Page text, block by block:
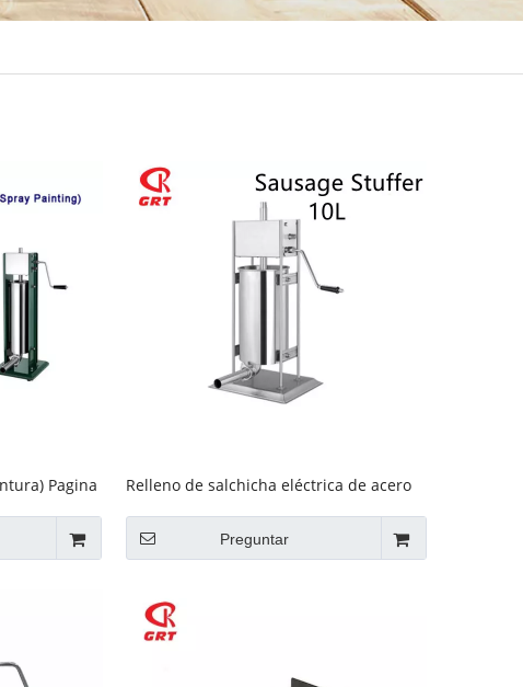
Pagina
Relleno de salchicha eléctrica de acero
Preguntar